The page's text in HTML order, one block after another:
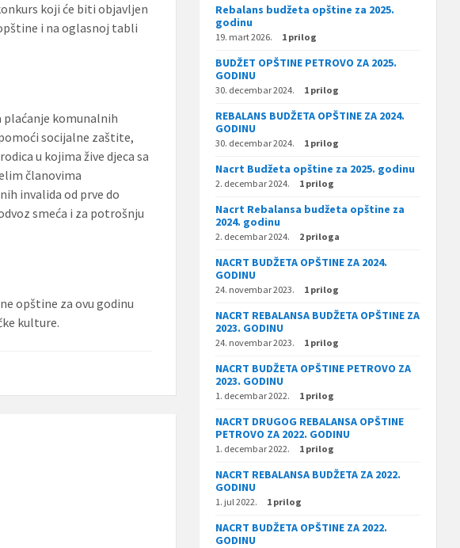
koji će biti objavljen
i na oglasnoj tabli
plaćanje komunalnih
socijalne zaštite,
u kojima žive djeca sa
članovima
invalida od prve do
smeća i za potrošnju
opštine za ovu godinu
kulture.
Rebalans budžeta opštine za 2025.
godinu
19. mart 2026. 1 prilog
BUDŽET OPŠTINE PETROVO ZA 2025.
GODINU
30. decembar 2024. 1 prilog
REBALANS BUDŽETA OPŠTINE ZA 2024.
GODINU
30. decembar 2024. 1 prilog
Nacrt Budžeta opštine za 2025. godinu
2. decembar 2024. 1 prilog
Nacrt Rebalansa budžeta opštine za
2024. godinu
2. decembar 2024. 2 priloga
NACRT BUDŽETA OPŠTINE ZA 2024.
GODINU
24. novembar 2023. 1 prilog
NACRT REBALANSA BUDŽETA OPŠTINE ZA
2023. GODINU
24. novembar 2023. 1 prilog
NACRT BUDŽETA OPŠTINE PETROVO ZA
2023. GODINU
1. decembar 2022. 1 prilog
NACRT DRUGOG REBALANSA OPŠTINE
PETROVO ZA 2022. GODINU
1. decembar 2022. 1 prilog
NACRT REBALANSA BUDŽETA ZA 2022.
GODINU
1. jul 2022. 1 prilog
NACRT BUDŽETA OPŠTINE ZA 2022.
GODINU